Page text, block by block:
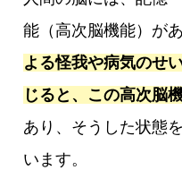
能（高次脳機能）が
よる怪我や病気のせ
じると、この高次脳
あり、そうした状態
います。